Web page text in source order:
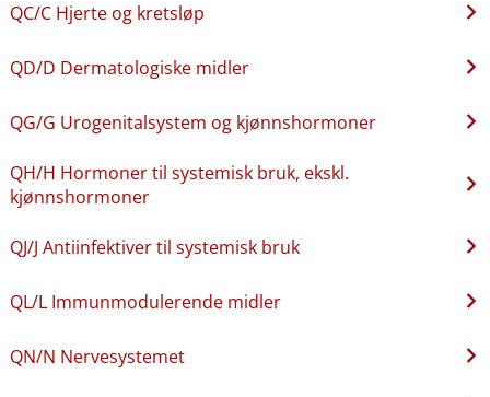
QC​/​C Hjerte og kretsløp
QD​/​D Dermatologiske midler
QG​/​G Urogenitalsystem og kjønnshormoner
QH​/​H Hormoner til systemisk bruk, ekskl.
kjønnshormoner
QJ​/​J Antiinfektiver til systemisk bruk
QL​/​L Immunmodulerende midler
QN​/​N Nervesystemet